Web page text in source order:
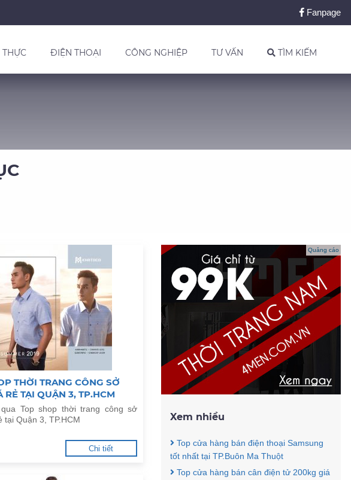
Fanpage
ĐIỆN THOẠI CÔNG NGHIỆP TƯ VẤN TÌM KIẾM
THỜI TRANG CÔNG SỞ
RẺ TẠI QUẬN 3, TP.HCM
Top shop thời trang công sở
tại Quận 3, TP.HCM
Chi tiết
Quảng cáo
Xem nhiều
Top cửa hàng bán điện thoại Samsung
tốt nhất tại TP.Buôn Ma Thuột
Top cửa hàng bán cân điện tử 200kg giá